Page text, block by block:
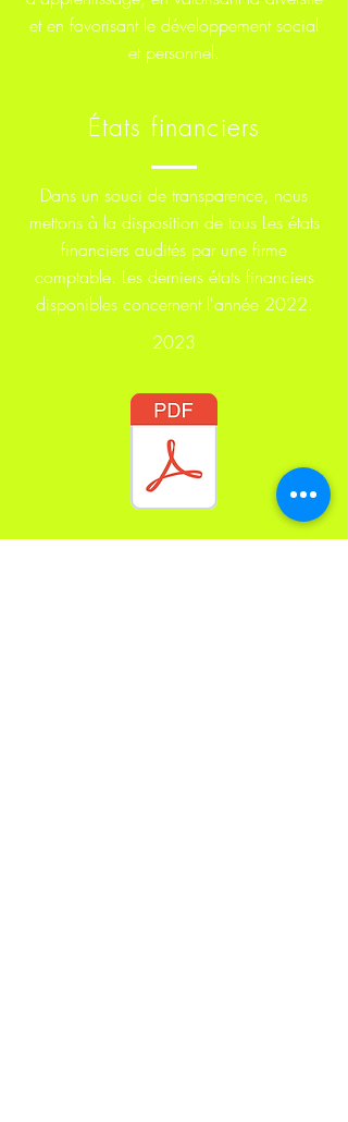
et en favorisant le développement social
et personnel.
États financiers
Dans un souci de transparence, nous
mettons à la disposition de tous Les états
financiers audités par une firme
comptable. Les derniers états financiers
disponibles concernent l'année 2022.
2023